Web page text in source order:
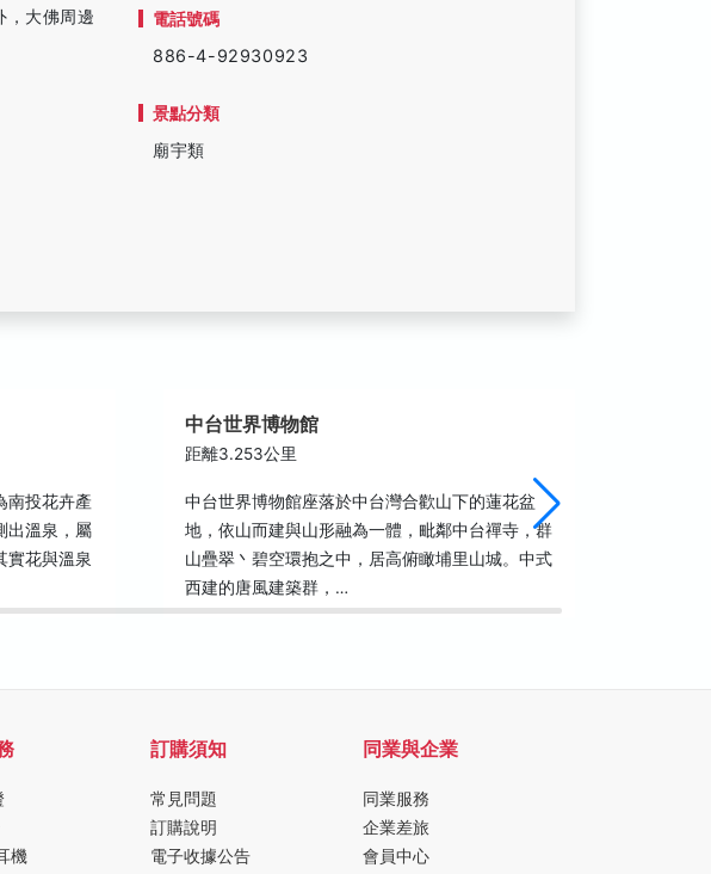
，大佛周邊
電話號碼
886-4-92930923
景點分類
廟宇類
南投花卉產
出溫泉，屬
實花與溫泉
中台世界博物館
距離3.253公里
中台世界博物館座落於中台灣合歡山下的蓮花盆
地，依山而建與山形融為一體，毗鄰中台禪寺，群
山疊翠丶碧空環抱之中，居高俯瞰埔里山城。中式
西建的唐風建築群，…
機
訂購須知
常見問題
訂購說明
電子收據公告
同業與企業
同業服務
企業差旅
會員中心